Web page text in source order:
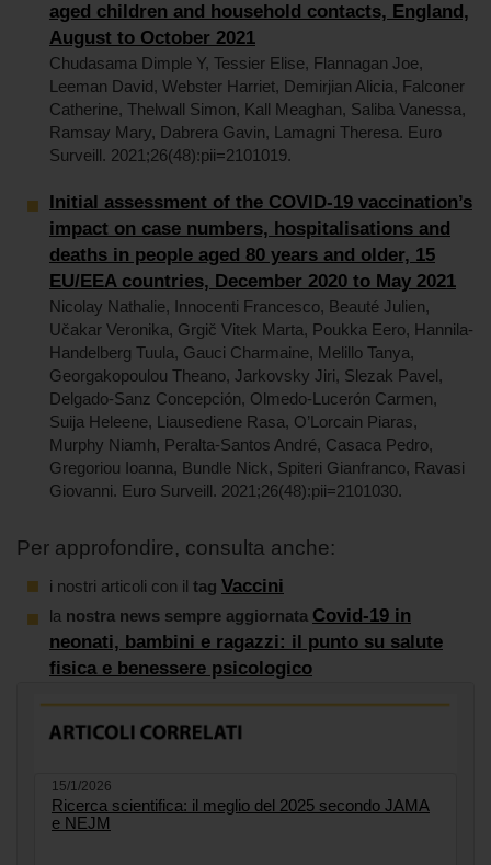
aged children and household contacts, England,
August to October 2021
Chudasama Dimple Y, Tessier Elise, Flannagan Joe,
Leeman David, Webster Harriet, Demirjian Alicia, Falconer
Catherine, Thelwall Simon, Kall Meaghan, Saliba Vanessa,
Ramsay Mary, Dabrera Gavin, Lamagni Theresa. Euro
Surveill. 2021;26(48):pii=2101019.
Initial assessment of the COVID-19 vaccination’s
impact on case numbers, hospitalisations and
deaths in people aged 80 years and older, 15
EU/EEA countries, December 2020 to May 2021
Nicolay Nathalie, Innocenti Francesco, Beauté Julien,
Učakar Veronika, Grgič Vitek Marta, Poukka Eero, Hannila-
Handelberg Tuula, Gauci Charmaine, Melillo Tanya,
Georgakopoulou Theano, Jarkovsky Jiri, Slezak Pavel,
Delgado-Sanz Concepción, Olmedo-Lucerón Carmen,
Suija Heleene, Liausediene Rasa, O’Lorcain Piaras,
Murphy Niamh, Peralta-Santos André, Casaca Pedro,
Gregoriou Ioanna, Bundle Nick, Spiteri Gianfranco, Ravasi
Giovanni. Euro Surveill. 2021;26(48):pii=2101030.
Per approfondire, consulta anche:
i nostri articoli con il tag Vaccini
la nostra news sempre aggiornata Covid-19 in
neonati, bambini e ragazzi: il punto su salute
fisica e benessere psicologico
15/1/2026
Ricerca scientifica: il meglio del 2025 secondo JAMA
e NEJM